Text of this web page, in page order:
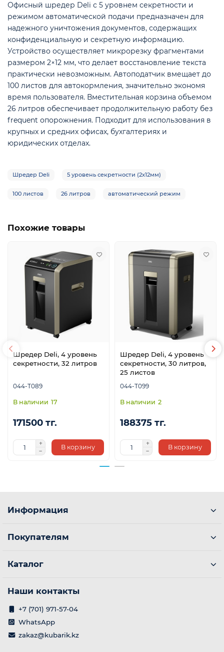
Офисный шредер Deli с 5 уровнем секретности и
режимом автоматической подачи предназначен для
надежного уничтожения документов, содержащих
конфиденциальную и секретную информацию.
Устройство осуществляет микрорезку фрагментами
размером 2×12 мм, что делает восстановление текста
практически невозможным. Автоподатчик вмещает до
100 листов для автокормления, значительно экономя
время пользователя. Вместительная корзина объемом
26 литров обеспечивает продолжительную работу без
frequent опорожнения. Подходит для использования в
крупных и средних офисах, бухгалтериях и
юридических отделах.
Шредер Deli 5 уровень секретности (2x12мм)
100 листов 26 литров автоматический режим
Похожие товары
Шредер Deli, 4 уровень
секретности, 32 литров
044-T089
17
171500 тг.
В корзину
Шредер Deli, 4 уровень
секретности, 30 литров,
25 листов
044-T099
2
188375 тг.
В корзину
Информация
Покупателям
Каталог
Наши контакты
+7 (701) 971-57-04
WhatsApp
zakaz@kubarik.kz